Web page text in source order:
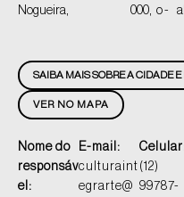
Nogueira,
000, o -
al
VER NO MAPA
SAIBA MAIS SOBRE A CIDADE E
Nome do
responsáv
el:
E-mail:
culturaint
egrarte@
(12)
99787-